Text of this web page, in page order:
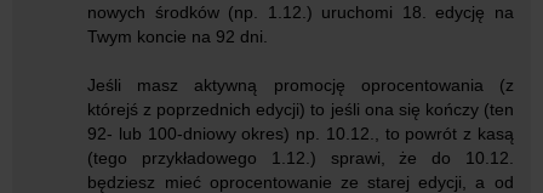
nowych środków (np. 1.12.) uruchomi 18. edycję na
Twym koncie na 92 dni.
Jeśli masz aktywną promocję oprocentowania (z
którejś z poprzednich edycji) to jeśli ona się kończy (ten
92- lub 100-dniowy okres) np. 10.12., to powrót z kasą
(tego przykładowego 1.12.) sprawi, że do 10.12.
będziesz mieć oprocentowanie ze starej edycji, a od